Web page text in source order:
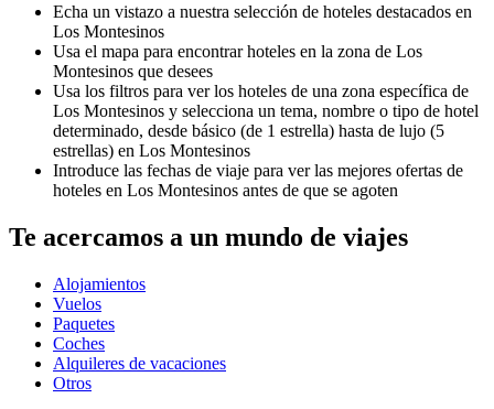
Echa un vistazo a nuestra selección de hoteles destacados en
Los Montesinos
Usa el mapa para encontrar hoteles en la zona de Los
Montesinos que desees
Usa los filtros para ver los hoteles de una zona específica de
Los Montesinos y selecciona un tema, nombre o tipo de hotel
determinado, desde básico (de 1 estrella) hasta de lujo (5
estrellas) en Los Montesinos
Introduce las fechas de viaje para ver las mejores ofertas de
hoteles en Los Montesinos antes de que se agoten
Te acercamos a un mundo de viajes
Alojamientos
Vuelos
Paquetes
Coches
Alquileres de vacaciones
Otros